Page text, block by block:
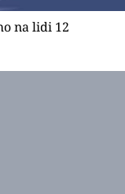
na lidi 12